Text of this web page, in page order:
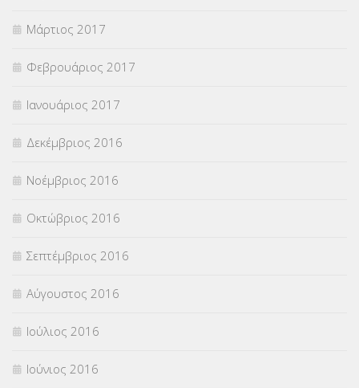
Μάρτιος 2017
Φεβρουάριος 2017
Ιανουάριος 2017
Δεκέμβριος 2016
Νοέμβριος 2016
Οκτώβριος 2016
Σεπτέμβριος 2016
Αύγουστος 2016
Ιούλιος 2016
Ιούνιος 2016